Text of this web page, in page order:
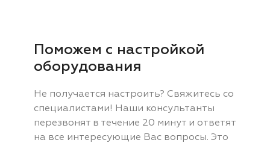
Поможем с настройкой
оборудования
Не получается настроить? Свяжитесь со
специалистами! Наши консультанты
перезвонят в течение 20 минут и ответят
на все интересующие Вас вопросы. Это